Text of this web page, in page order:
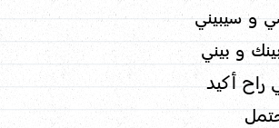
و سيبيني
و بيني
راح أكيد